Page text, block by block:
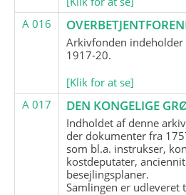
A 016
Arkivfonden
1917-20.
[Klik for at se]
A 017
DEN KONGELIGE
Indholdet af denne
der dokumenter fra
som bl.a. instrukser,
kostdeputater,
besejlingsplaner.
Samlingen er udleveret